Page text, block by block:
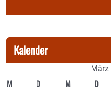
Kalender
März
M D M D